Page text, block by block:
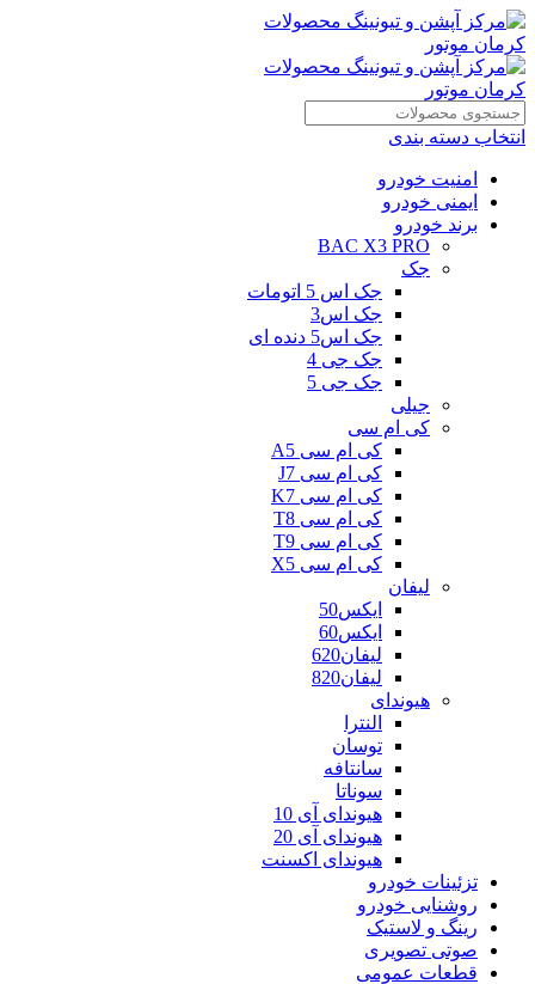
انتخاب دسته بندی
امنیت خودرو
ایمنی خودرو
برند خودرو
BAC X3 PRO
جک
جک اس 5 اتومات
جک اس3
جک اس5 دنده ای
جک جی 4
جک جی 5
جیلی
کی ام سی
کی ام سی A5
کی ام سی J7
کی ام سی K7
کی ام سی T8
کی ام سی T9
کی ام سی X5
لیفان
ایکس50
ایکس60
لیفان620
لیفان820
هیوندای
النترا
توسان
سانتافه
سوناتا
هیوندای آی 10
هیوندای آی 20
هیوندای اکسنت
تزئینات خودرو
روشنایی خودرو
رینگ و لاستیک
صوتی تصویری
قطعات عمومی